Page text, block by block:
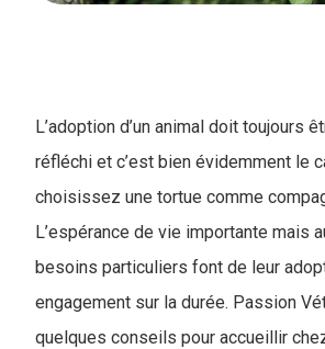
L’adoption d’un animal doit toujours
réfléchi et c’est bien évidemment le
choisissez une tortue comme
L’espérance de vie importante mais
besoins particuliers font de leur
engagement sur la durée. Passion
quelques conseils pour accueillir